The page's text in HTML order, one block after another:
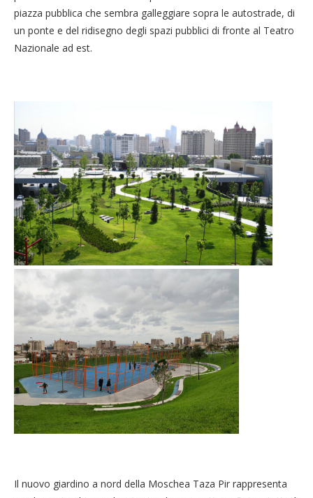
piazza pubblica che sembra galleggiare sopra le autostrade, di
un ponte e del ridisegno degli spazi pubblici di fronte al Teatro
Nazionale ad est.
Il nuovo giardino a nord della Moschea Taza Pir rappresenta